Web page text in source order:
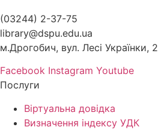
(03244) 2-37-75
library@dspu.edu.ua
м.Дрогобич, вул. Лесі Українки, 2
Facebook Instagram Youtube
Послуги
Віртуальна довідка
Визначення індексу УДК